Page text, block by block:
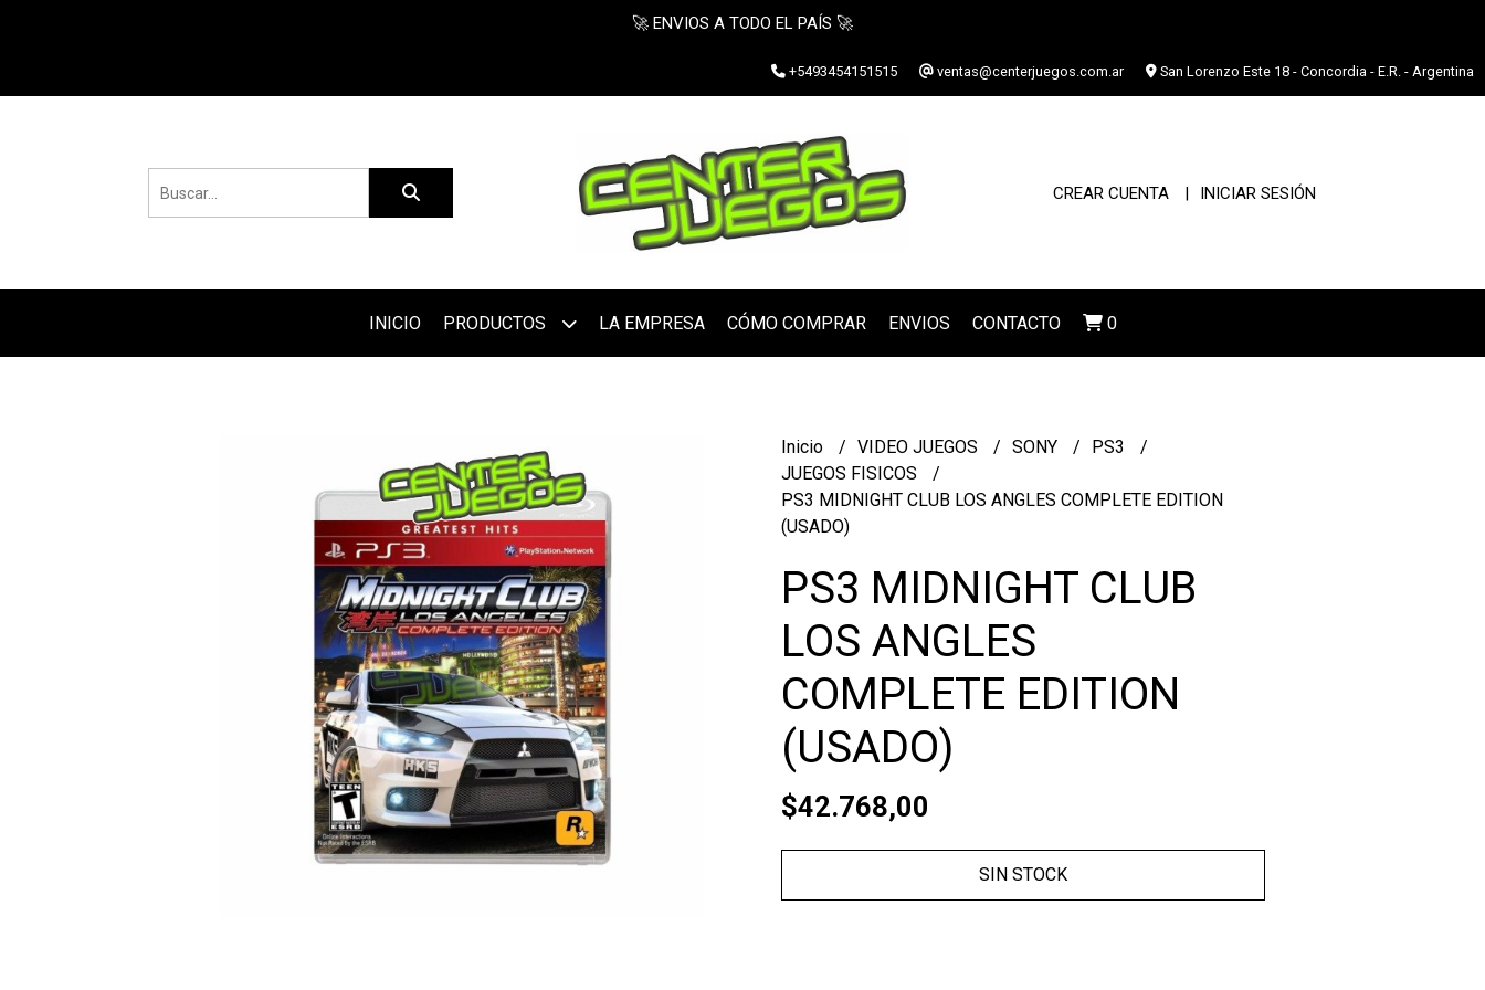
🚀 ENVIOS A TODO EL PAÍS 🚀
+5493454151515 ventas@centerjuegos.com.ar San Lorenzo Este 18 - Concordia - E.R. - Argentina
CREAR CUENTA INICIAR SESIÓN
INICIO PRODUCTOS LA EMPRESA CÓMO COMPRAR ENVIOS CONTACTO 0
Inicio VIDEO JUEGOS SONY
PS3
JUEGOS FISICOS
PS3 MIDNIGHT CLUB LOS ANGLES COMPLETE EDITION
(USADO)
PS3 MIDNIGHT CLUB
LOS ANGLES
COMPLETE EDITION
(USADO)
$42.768,00
SIN STOCK